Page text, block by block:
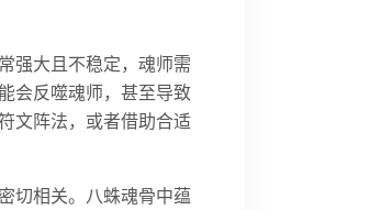
强大且不稳定，魂师需
会反噬魂师，甚至导致
文阵法，或者借助合适
切相关。八蛛魂骨中蕴